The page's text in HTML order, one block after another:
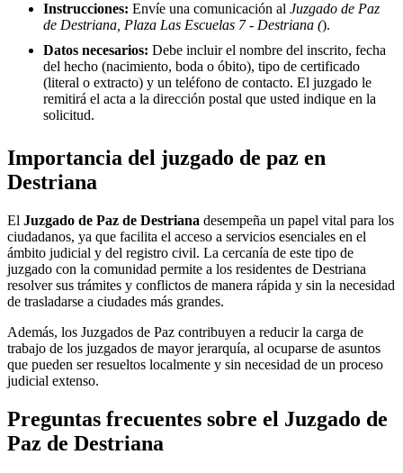
Instrucciones: Envíe una comunicación al Juzgado de Paz
de Destriana, Plaza Las Escuelas 7 - Destriana ().
Datos necesarios: Debe incluir el nombre del inscrito, fecha
del hecho (nacimiento, boda o óbito), tipo de certificado
(literal o extracto) y un teléfono de contacto. El juzgado le
remitirá el acta a la dirección postal que usted indique en la
solicitud.
Importancia del juzgado de paz en
Destriana
El Juzgado de Paz de Destriana desempeña un papel vital para los
ciudadanos, ya que facilita el acceso a servicios esenciales en el
ámbito judicial y del registro civil. La cercanía de este tipo de
juzgado con la comunidad permite a los residentes de Destriana
resolver sus trámites y conflictos de manera rápida y sin la necesidad
de trasladarse a ciudades más grandes.
Además, los Juzgados de Paz contribuyen a reducir la carga de
trabajo de los juzgados de mayor jerarquía, al ocuparse de asuntos
que pueden ser resueltos localmente y sin necesidad de un proceso
judicial extenso.
Preguntas frecuentes sobre el Juzgado de
Paz de Destriana